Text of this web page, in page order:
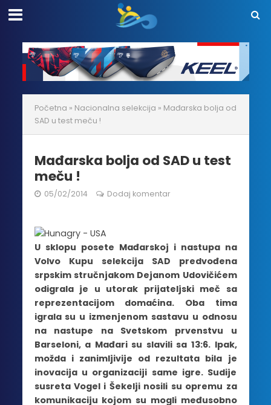
Početna » Nacionalna selekcija » Mađarska bolja od
SAD u test meču !
Mađarska bolja od SAD u test
meču !
05/02/2014 Dodaj komentar
U sklopu posete Mađarskoj i nastupa na
Volvo Kupu selekcija SAD predvođena
srpskim stručnjakom Dejanom Udovičićem
odigrala je u utorak prijateljski meč sa
reprezentacijom domaćina. Oba tima
igrala su u izmenjenom sastavu u odnosu
na nastupe na Svetskom prvenstvu u
Barseloni, a Mađari su slavili sa 13:6. Ipak,
možda i zanimljivije od rezultata bila je
inovacija u organizaciji same igre. Sudije
susreta Vogel i Šekelji nosili su opremu za
komunikaciju kojom su mogli međusobno